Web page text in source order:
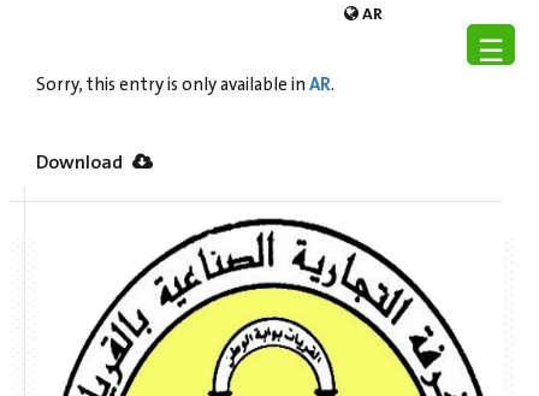
AR
☰
Sorry, this entry is only available inAR.
Download